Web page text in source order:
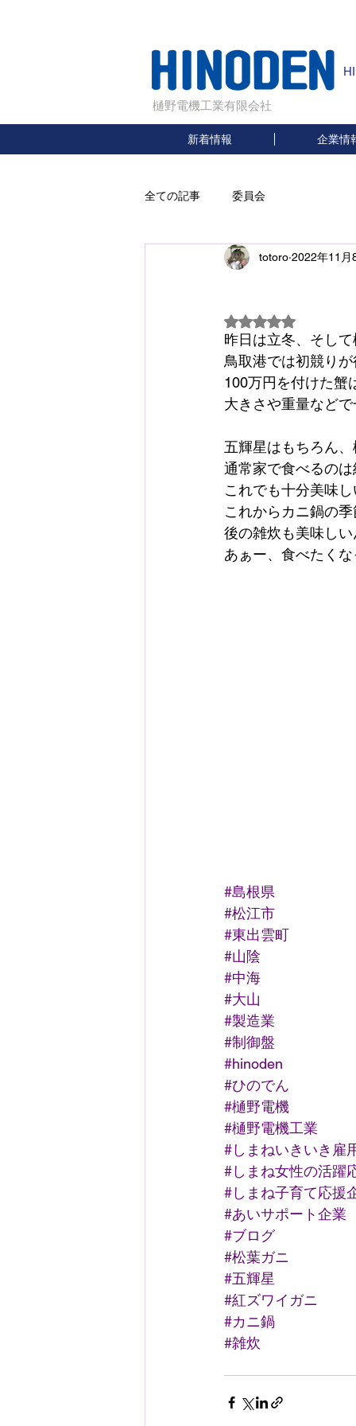
樋野電機工業有限会社
新着情報 企業情
全ての記事 委員会
totoro 2022年11月
5つ星のうちNaN
昨日は立冬、そし
鳥取港では初競り
100万円を付けた蟹
大きさや重量など
五輝星はもちろん
通常家で食べるの
これでも十分美味
これからカニ鍋の
後の雑炊も美味し
あぁー、食べたく
#島根県
#松江市
#東出雲町
#山陰
#中海
#大山
#製造業
#制御盤
#hinoden
#ひのでん
#樋野電機
#樋野電機工業
#しまねいきいき雇
#しまね女性の活躍
#しまね子育て応援
#あいサポート企業
#ブログ
#松葉ガニ
#五輝星
#紅ズワイガニ
#カニ鍋
#雑炊